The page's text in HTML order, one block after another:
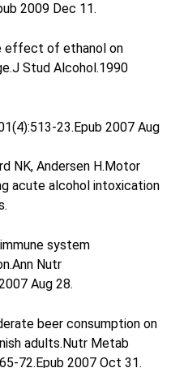
2009 Dec 11.
effect of ethanol on
Stud Alcohol.1990
23.Epub 2007 Aug
NK, Andersen H.Motor
acute alcohol intoxication
system
Nutr
Aug 28.
beer consumption on
adults.Nutr Metab
72.Epub 2007 Oct 31.